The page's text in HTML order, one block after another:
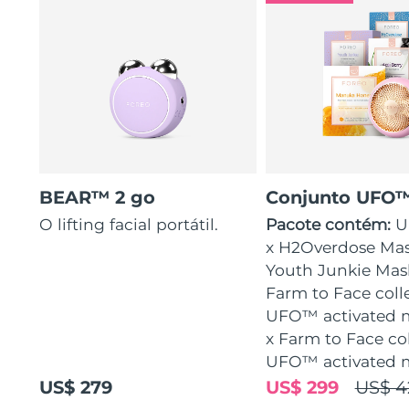
BEAR™ 2 go
O lifting facial portátil.
US$ 279
Conjunto
Pacote contém:
x H2Overdose
Youth Junkie
Farm to Face
UFO™ activated
x Farm to Face
UFO™ activated
US$
US$ 299